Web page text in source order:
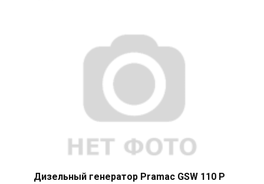
Дизельный генератор Pramac GSW 110 P